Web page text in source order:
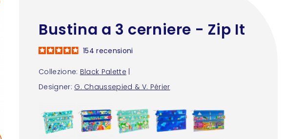
Bustina a 3 cerniere - Zip It
Collezione: Black Palette
Designer: G. Chaussepied & V. Périer
154recensioni